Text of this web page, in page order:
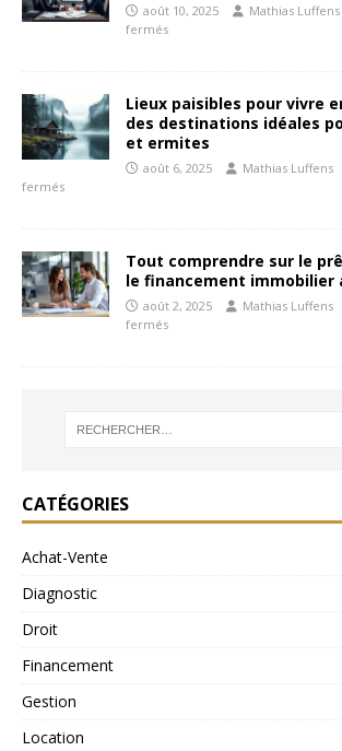
août 10, 2025 Mathias Luffens
fermés
Lieux paisibles pour vivre
des destinations idéales
et ermites
août 6, 2025 Mathias Luffens
fermés
Tout comprendre sur le
le financement immobilier
août 2, 2025 Mathias Luffens
fermés
CATÉGORIES
Achat-Vente
Diagnostic
Droit
Financement
Gestion
Location